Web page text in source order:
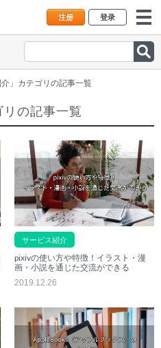
注册 登录
介」カテゴリの記事一覧
リの記事一覧
サービス紹介
pixivの使い方や特徴！イラスト・漫
画・小説を通じた交流ができる
2019.12.26